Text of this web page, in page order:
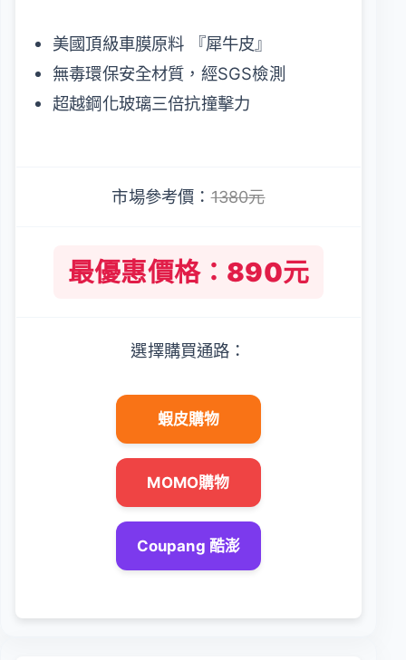
美國頂級車膜原料 『犀牛皮』
無毒環保安全材質，經SGS檢測
超越鋼化玻璃三倍抗撞擊力
市場參考價：1380元
最優惠價格：890元
選擇購買通路：
蝦皮購物
MOMO購物
Coupang 酷澎